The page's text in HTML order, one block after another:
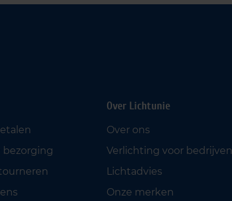
bezorging
Over Lichtunie
Over ons
Verlichting voor bedrijven
Lichtadvies
Onze merken